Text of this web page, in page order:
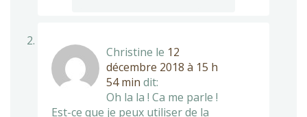
Christine le 12
décembre 2018 à 15 h
54 min dit:
Oh la la ! Ca me parle !
Est-ce que je peux utiliser de la